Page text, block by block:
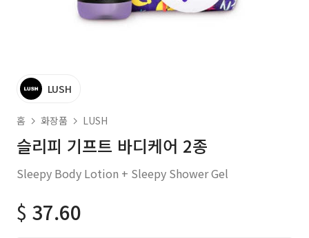
LUSH
홈 화장품 LUSH
슬리피 기프트 바디케어 2종
Sleepy Body Lotion + Sleepy Shower Gel
$ 37.60